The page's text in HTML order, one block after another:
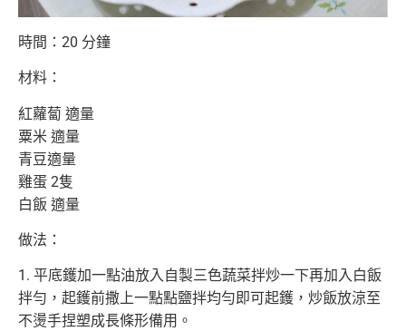
時間：20 分鐘
材料：
紅蘿蔔 適量
粟米 適量
青豆適量
雞蛋 2隻
白飯 適量
做法：
1. 平底鑊加一點油放入自製三色蔬菜拌炒一下再加入白飯
拌勻，起鑊前撒上一點點鹽拌均勻即可起鑊，炒飯放涼至
不燙手捏塑成長條形備用。